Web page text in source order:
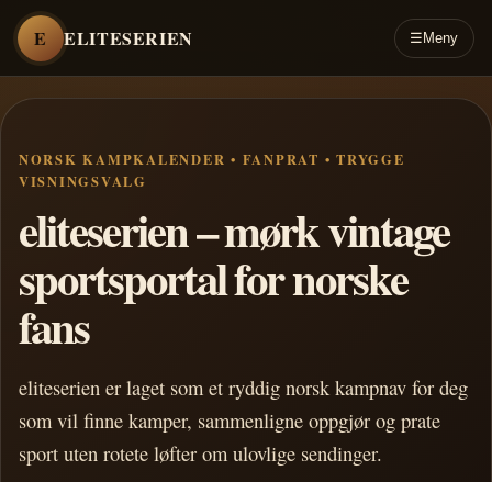
E ELITESERIEN ☰ Meny
NORSK KAMPKALENDER • FANPRAT • TRYGGE
VISNINGSVALG
eliteserien – mørk vintage
sportsportal for norske
fans
eliteserien er laget som et ryddig norsk kampnav for deg
som vil finne kamper, sammenligne oppgjør og prate
sport uten rotete løfter om ulovlige sendinger.